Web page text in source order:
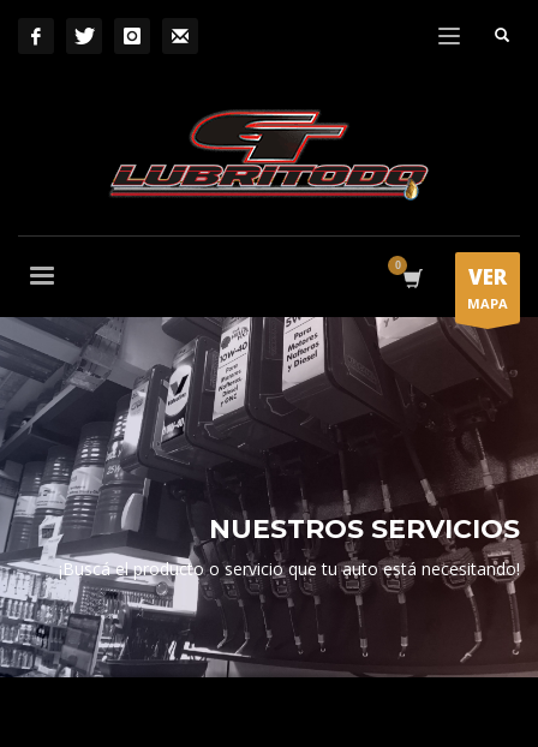
VER
MAPA
NUESTROS SERVICIOS
¡Buscá el producto o servicio que tu auto está necesitando!